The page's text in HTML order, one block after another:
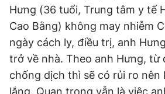
Hưng (36 tuổi, Trung tâm y tế
Cao Bằng) không may nhiễm
ngày cách ly, điều trị, anh
trở về nhà. Theo anh Hưng, từ
chống dịch thì sẽ có rủi ro nên
lắng. Quan trọng vẫn là việc